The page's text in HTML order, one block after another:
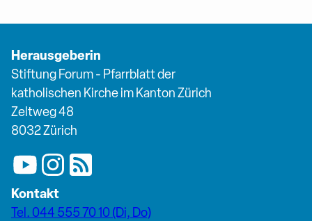
Herausgeberin
Stiftung Forum - Pfarrblatt der
katholischen Kirche im Kanton Zürich
Zeltweg 48
8032 Zürich
Kontakt
Tel. 044 555 70 10 (Di, Do)